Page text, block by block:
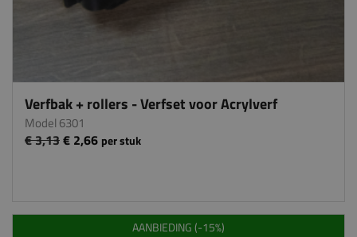
Verfbak + rollers - Verfset voor Acrylverf
Model 6301
€ 3,13€ 2,66 per stuk
AANBIEDING (-15%)